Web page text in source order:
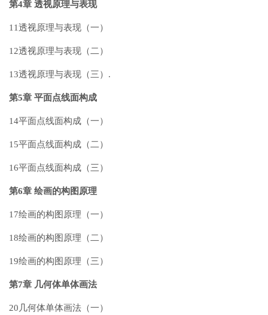
第4章 透视原理与表现
11透视原理与表现（一）
12透视原理与表现（二）
13透视原理与表现（三）.
第5章 平面点线面构成
14平面点线面构成（一）
15平面点线面构成（二）
16平面点线面构成（三）
第6章 绘画的构图原理
17绘画的构图原理（一）
18绘画的构图原理（二）
19绘画的构图原理（三）
第7章 几何体单体画法
20几何体单体画法（一）